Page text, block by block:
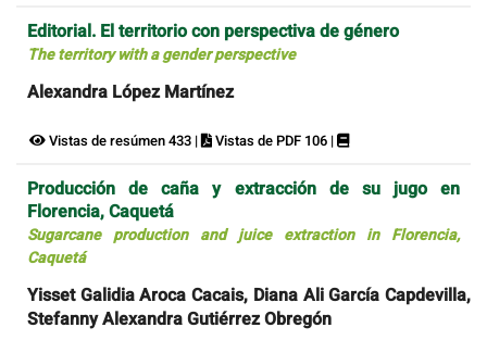
Editorial. El territorio con perspectiva de género
The territory with a gender perspective
Alexandra López Martínez
Vistas de resúmen 433 | Vistas de PDF 106 |
Producción de caña y extracción de su jugo en
Florencia, Caquetá
Sugarcane production and juice extraction in Florencia,
Caquetá
Yisset Galidia Aroca Cacais, Diana Ali García Capdevilla,
Stefanny Alexandra Gutiérrez Obregón